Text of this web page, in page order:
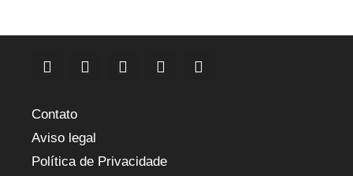
Contato
Aviso legal
Política de Privacidade